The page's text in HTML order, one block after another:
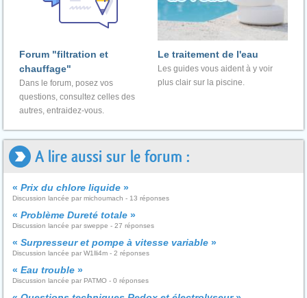
Forum "filtration et
chauffage"
Dans le forum, posez vos
questions, consultez celles des
autres, entraidez-vous.
Le traitement de l'eau
Les guides vous aident à y voir
plus clair sur la piscine.
A lire aussi sur le forum :
« Prix du chlore liquide »
Discussion lancée par michoumach - 13 réponses
« Problème Dureté totale »
Discussion lancée par sweppe - 27 réponses
« Surpresseur et pompe à vitesse variable »
Discussion lancée par W1lli4m - 2 réponses
« Eau trouble »
Discussion lancée par PATMO - 0 réponses